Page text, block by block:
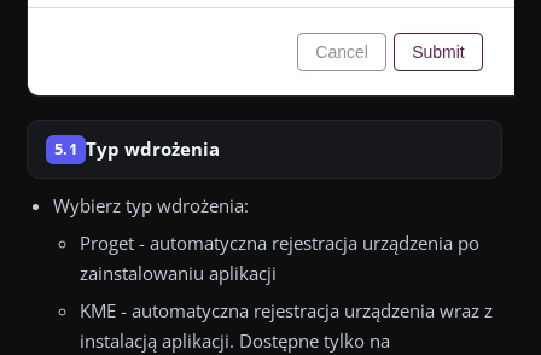
5.1 Typ wdrożenia
Wybierz typ wdrożenia:
Proget - automatyczna rejestracja urządzenia po
zainstalowaniu aplikacji
KME - automatyczna rejestracja urządzenia wraz z
instalacją aplikacji. Dostępne tylko na